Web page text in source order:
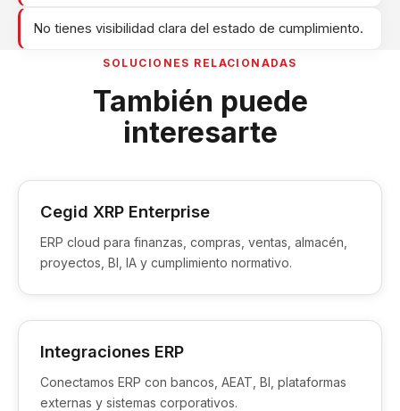
No tienes visibilidad clara del estado de cumplimiento.
SOLUCIONES RELACIONADAS
También puede
interesarte
Cegid XRP Enterprise
ERP cloud para finanzas, compras, ventas, almacén,
proyectos, BI, IA y cumplimiento normativo.
Integraciones ERP
Conectamos ERP con bancos, AEAT, BI, plataformas
externas y sistemas corporativos.